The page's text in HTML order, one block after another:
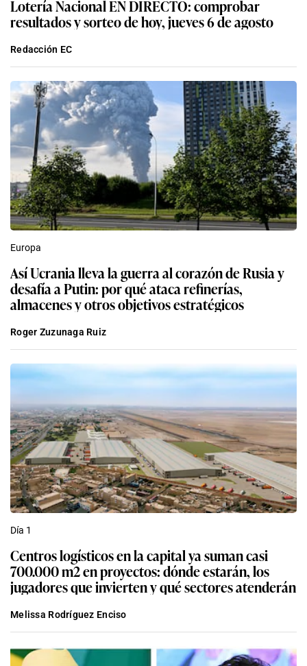
Lotería Nacional EN DIRECTO: comprobar
resultados y sorteo de hoy, jueves 6 de agosto
Redacción EC
Europa
Así Ucrania lleva la guerra al corazón de Rusia y
desafía a Putin: por qué ataca refinerías,
almacenes y otros objetivos estratégicos
Roger Zuzunaga Ruiz
Día 1
Centros logísticos en la capital ya suman casi
700.000 m2 en proyectos: dónde estarán, los
jugadores que invierten y qué sectores atenderán
Melissa Rodríguez Enciso